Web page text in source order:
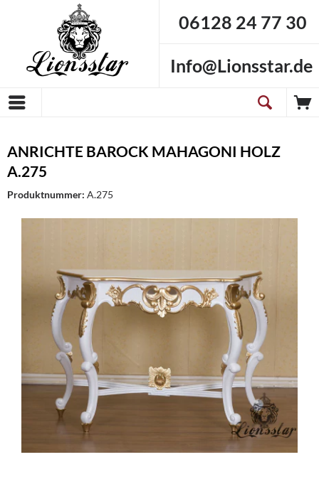
06128 24 77 30
Info@Lionsstar.de
ANRICHTE BAROCK MAHAGONI HOLZ
A.275
Produktnummer: A.275